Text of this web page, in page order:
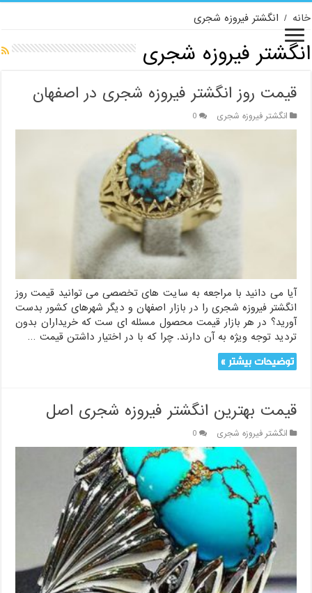
خانه / انگشتر فیروزه شجری
انگشتر فیروزه شجری
قیمت روز انگشتر فیروزه شجری در اصفهان
انگشتر فیروزه شجری 0
آیا می دانید با مراجعه به سایت های تخصصی می توانید قیمت روز
انگشتر فیروزه شجری را در بازار اصفهان و دیگر شهرهای کشور بدست
آورید؟ در هر بازار قیمت محصول مسئله ای ست که خریداران بدون
تردید توجه ویژه به آن دارند. چرا که با در اختیار داشتن قیمت …
توضیحات بیشتر »
قیمت بهترین انگشتر فیروزه شجری اصل
انگشتر فیروزه شجری 0